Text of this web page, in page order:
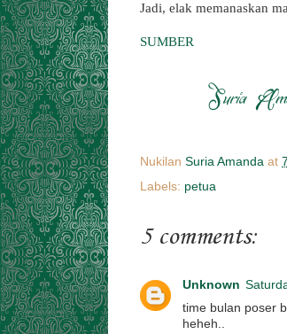
Jadi, elak memanaskan
SUMBER
Nukilan Suria Amanda at
Labels: petua
5 comments:
Unknown
time bulan poser
heheh..